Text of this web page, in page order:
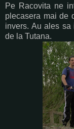
Pe Racovita ne
plecasera mai de
invers. Au ales
de la Tutana.